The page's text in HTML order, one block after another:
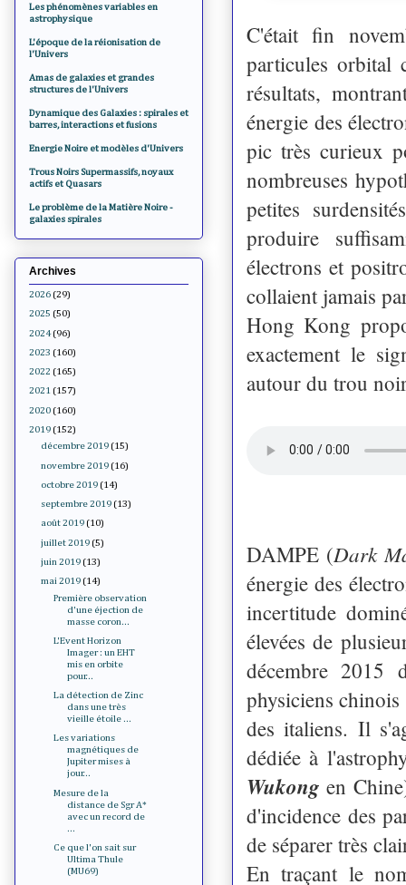
C'était fin
particules orbital
résultats,
énergie des
pic très curieux
nombreuses
petites
produire
électrons et
collaient jamais
Hong Kong
exactement le
autour du trou
DAMPE (Dark
énergie des
incertitude
élevées de
décembre 2015
physiciens
des italiens. Il
dédiée à
Wukongen
d'incidence des
de séparer très
En traçant le
Les phénomènes variables en
astrophysique
L'époque de la réionisation de
l'Univers
Amas de galaxies et grandes
structures de l'Univers
Dynamique des Galaxies : spirales et
barres, interactions et fusions
Energie Noire et modèles d'Univers
Trous Noirs Supermassifs, noyaux
actifs et Quasars
Le problème de la Matière Noire -
galaxies spirales
Archives
2026 (29)
2025 (50)
2024 (96)
2023 (160)
2022 (165)
2021 (157)
2020 (160)
2019 (152)
décembre 2019 (15)
novembre 2019 (16)
octobre 2019 (14)
septembre 2019 (13)
août 2019 (10)
juillet 2019 (5)
juin 2019 (13)
mai 2019 (14)
Première observation
d'une éjection de
masse coron...
L'Event Horizon
Imager : un EHT
mis en orbite
pour...
La détection de Zinc
dans une très
vieille étoile ...
Les variations
magnétiques de
Jupiter mises à
jour...
Mesure de la
distance de Sgr A*
avec un record de
...
Ce que l'on sait sur
Ultima Thule
(MU69)